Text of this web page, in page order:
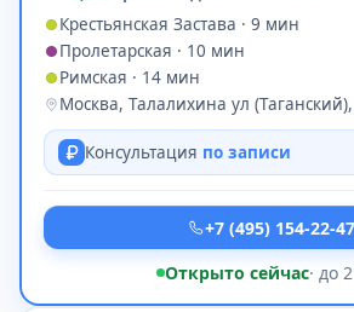
Крестьянская Застава · 9 мин
Пролетарская · 10 мин
Римская · 14 мин
Москва, Талалихина ул
Консультация по записи
+7 (495) 154-22-47
Открыто сейчас· до